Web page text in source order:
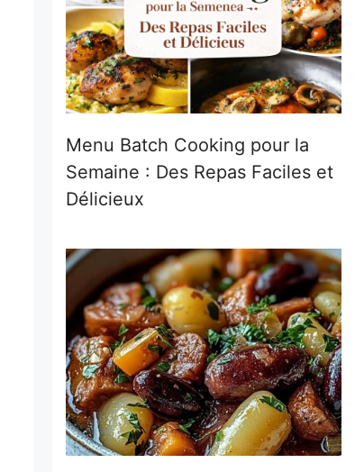
Menu Batch Cooking pour la
Semaine : Des Repas Faciles et
Délicieux